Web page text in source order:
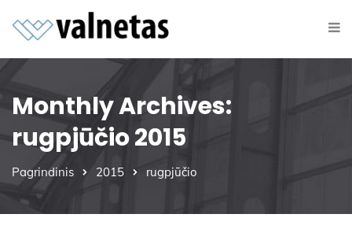
Monthly Archives:
rugpjūčio 2015
Pagrindinis 2015 rugpjūčio